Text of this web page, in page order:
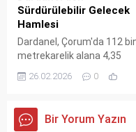
Sürdürülebilir Gelecek
Hamlesi
Dardanel, Çorum'da 112
metrekarelik alana 4,35
milyon dolarlık GES kurarak
enerji ihtiyacının tamamını
yıl vadeli finansmanla
hayata geçecek dev tesis
26.02.2026 0
Bir Yorum Yazın